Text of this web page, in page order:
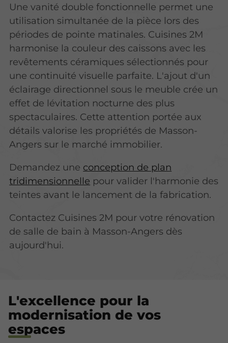
Une vanité double fonctionnelle permet une
utilisation simultanée de la pièce lors des
périodes de pointe matinales. Cuisines 2M
harmonise la couleur des caissons avec les
revêtements céramiques sélectionnés pour
une continuité visuelle parfaite. L'ajout d'un
éclairage directionnel sous le meuble crée un
effet de lévitation nocturne des plus
spectaculaires. Cette attention portée aux
détails valorise les propriétés de Masson-
Angers sur le marché immobilier.
Demandez une conception de plan
tridimensionnelle pour valider l'harmonie des
teintes avant le lancement de la fabrication.
Contactez Cuisines 2M pour votre rénovation
de salle de bain à Masson-Angers dès
aujourd'hui.
L'excellence pour la
modernisation de vos
espaces